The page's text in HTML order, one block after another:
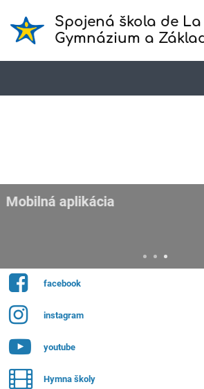
Spojená škola de La
Gymnázium a
Mobilná aplikácia
facebook
instagram
youtube
Hymna školy